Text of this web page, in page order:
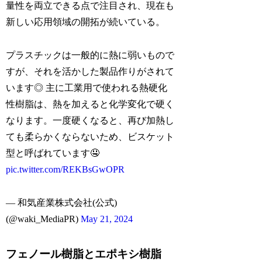
量性を両立できる点で注目され、現在も
新しい応用領域の開拓が続いている。
プラスチックは一般的に熱に弱いもので
すが、それを活かした製品作りがされて
います◎ 主に工業用で使われる熱硬化
性樹脂は、熱を加えると化学変化で硬く
なります。一度硬くなると、再び加熱し
ても柔らかくならないため、ビスケット
型と呼ばれています🤤
pic.twitter.com/REKBsGwOPR
— 和気産業株式会社(公式)
(@waki_MediaPR)May 21, 2024
フェノール樹脂とエポキシ樹脂